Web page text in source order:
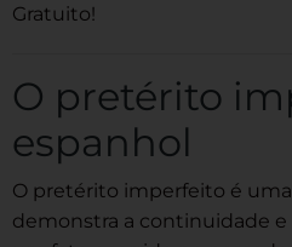
Gratuito!
O pretérito
espanhol
O pretérito imperfeito é
demonstra a continuidade